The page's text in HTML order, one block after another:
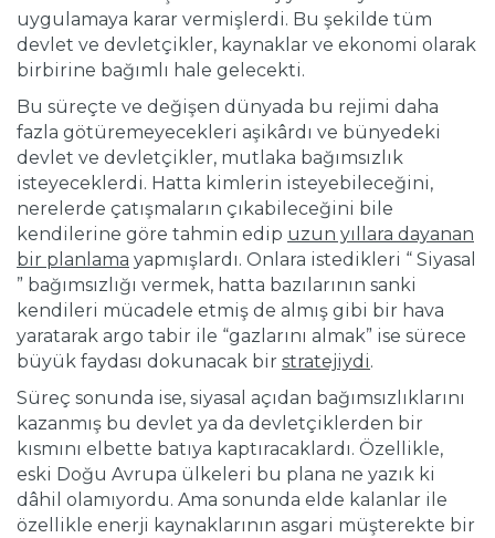
uygulamaya karar vermişlerdi. Bu şekilde tüm
devlet ve devletçikler, kaynaklar ve ekonomi olarak
birbirine bağımlı hale gelecekti.
Bu süreçte ve değişen dünyada bu rejimi daha
fazla götüremeyecekleri aşikârdı ve bünyedeki
devlet ve devletçikler, mutlaka bağımsızlık
isteyeceklerdi. Hatta kimlerin isteyebileceğini,
nerelerde çatışmaların çıkabileceğini bile
kendilerine göre tahmin edip uzun yıllara dayanan
bir planlama yapmışlardı. Onlara istedikleri “ Siyasal
” bağımsızlığı vermek, hatta bazılarının sanki
kendileri mücadele etmiş de almış gibi bir hava
yaratarak argo tabir ile “gazlarını almak” ise sürece
büyük faydası dokunacak bir stratejiydi.
Süreç sonunda ise, siyasal açıdan bağımsızlıklarını
kazanmış bu devlet ya da devletçiklerden bir
kısmını elbette batıya kaptıracaklardı. Özellikle,
eski Doğu Avrupa ülkeleri bu plana ne yazık ki
dâhil olamıyordu. Ama sonunda elde kalanlar ile
özellikle enerji kaynaklarının asgari müşterekte bir